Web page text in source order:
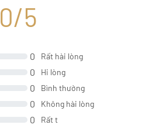
0/5
0 Rất hài lòng
0 Hi lòng
0 Bình thường
0 Không hài lòng
0 Rất t